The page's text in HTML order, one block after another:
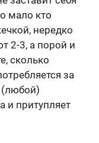
мало кто
нередко
2-3, а порой и
сколько
за
(любой)
и притупляет